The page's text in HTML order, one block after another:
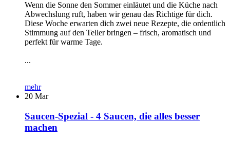
Wenn die Sonne den Sommer einläutet und die Küche nach
Abwechslung ruft, haben wir genau das Richtige für dich.
Diese Woche erwarten dich zwei neue Rezepte, die ordentlich
Stimmung auf den Teller bringen – frisch, aromatisch und
perfekt für warme Tage.
...
mehr
20 Mar
Saucen-Spezial - 4 Saucen, die alles besser
machen